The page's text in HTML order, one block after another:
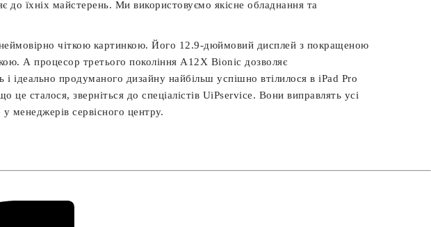
до їхніх майстерень. Ми використовуємо якісне обладнання та
чіткою картинкою. Його 12.9-дюймовий дисплей з покращеною
А процесор третього покоління A12X Bionic дозволяє
ідеально продуманого дизайну найбільш успішно втілилося в iPad Pro
сталося, зверніться до спеціалістів UiPservice. Вони виправлять усі
менеджерів сервісного центру.